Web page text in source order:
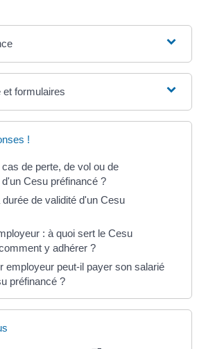
et formulaires
!
de perte, de vol ou de
Cesu préfinancé ?
de validité d'un Cesu
: à quoi sert le Cesu
y adhérer ?
employeur peut-il payer son salarié
préfinancé ?